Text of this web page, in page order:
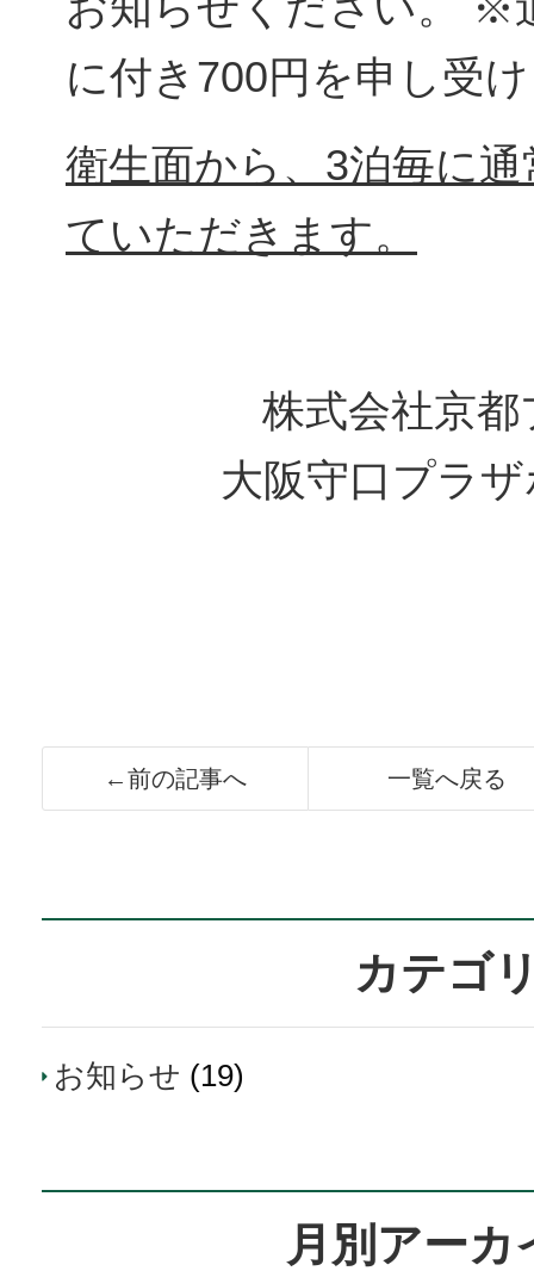
に付き700円を申し受
衛生面から、3泊毎に
ていただきます。
株式会社京
大阪守口プラ
←前の記事へ 一覧へ戻る
カテゴ
お知らせ (19)
月別アーカ